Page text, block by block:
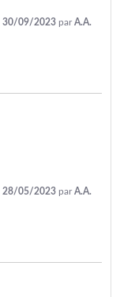
30/09/2023 parA.A.
28/05/2023 parA.A.